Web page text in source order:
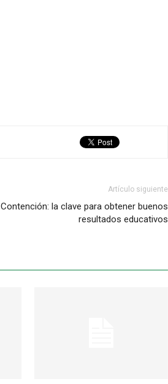
Artículo siguiente
Contención: la clave para obtener buenos
resultados educativos